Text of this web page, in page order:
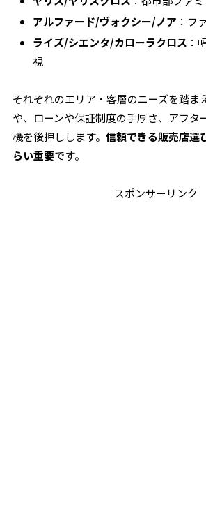
アルファード/ヴォクシー/ノア ：フ
ライズ/シエンタ/カローラクロス ：
視
それぞれのエリア・客層のニーズを踏ま
や、ローンや保証制度の手厚さ、アフタ
機を後押しします。信頼できる販売店選
らい重要です。
スポンサーリンク